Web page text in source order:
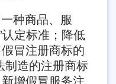
种商品、服
认定标准；降低
冒注册商标的
制造的注册商标
增假冒服务注